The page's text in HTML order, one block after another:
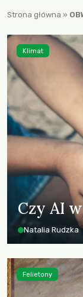
Strona główna »
Czy AI
Natalia Rudzka
Klimat
Felietony